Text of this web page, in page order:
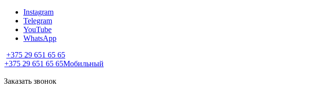
Instagram
Telegram
YouTube
WhatsApp
+375 29 651 65 65
+375 29 651 65 65Мобильный
Заказать звонок